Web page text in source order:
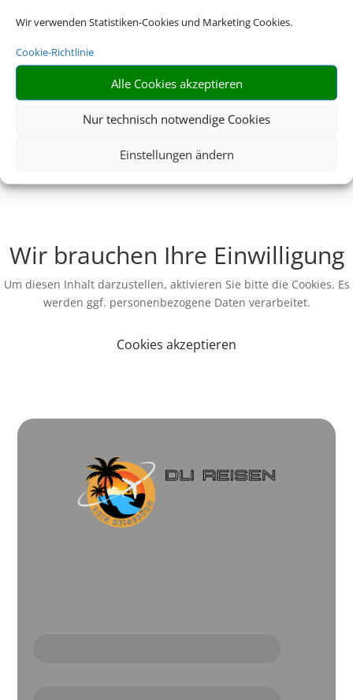
Wir verwenden Statistiken-Cookies und Marketing Cookies.
Cookie-Richtlinie
Alle Cookies akzeptieren
Nur technisch notwendige Cookies
Einstellungen ändern
Wir brauchen Ihre Einwilligung
Um diesen Inhalt darzustellen, aktivieren Sie bitte die Cookies. Es
werden ggf. personenbezogene Daten verarbeitet.
Cookies akzeptieren